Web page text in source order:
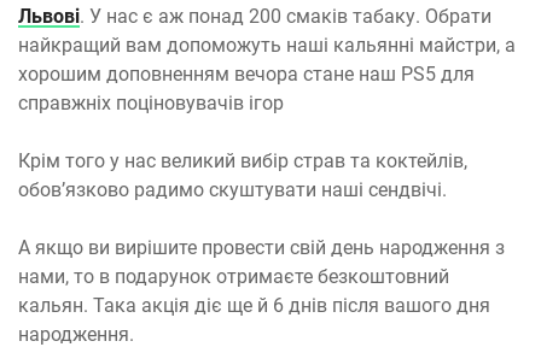
Львові. У нас є аж понад 200 смаків табаку. Обрати
найкращий вам допоможуть наші кальянні майстри, а
хорошим доповненням вечора стане наш PS5 для
справжніх поціновувачів ігор
Крім того у нас великий вибір страв та коктейлів,
обов’язково радимо скуштувати наші сендвічі.
А якщо ви вирішите провести свій день народження з
нами, то в подарунок отримаєте безкоштовний
кальян. Така акція діє ще й 6 днів після вашого дня
народження.